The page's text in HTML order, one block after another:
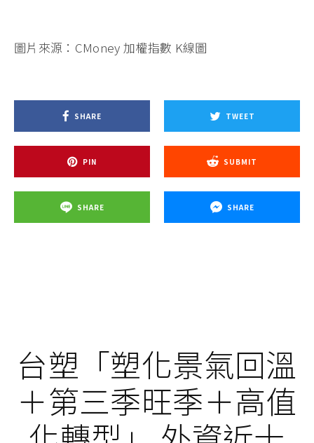
圖片來源：CMoney 加權指數 K線圖
SHARE TWEET
PIN SUBMIT
SHARE SHARE
台塑「塑化景氣回溫
＋第三季旺季＋高值